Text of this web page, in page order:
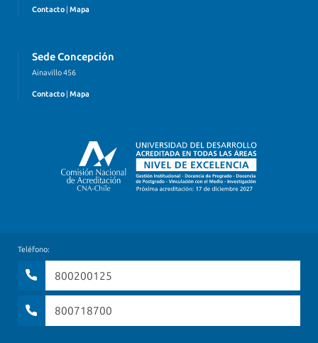
Contacto | Mapa
Sede Concepción
Ainavillo 456
Contacto | Mapa
Teléfono:
800200125
800718700